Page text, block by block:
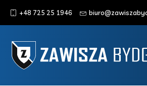
+48 725 25 1946